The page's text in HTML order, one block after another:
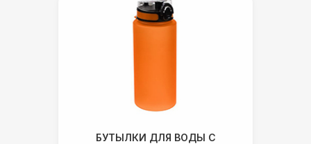
БУТЫЛКИ ДЛЯ ВОДЫ С